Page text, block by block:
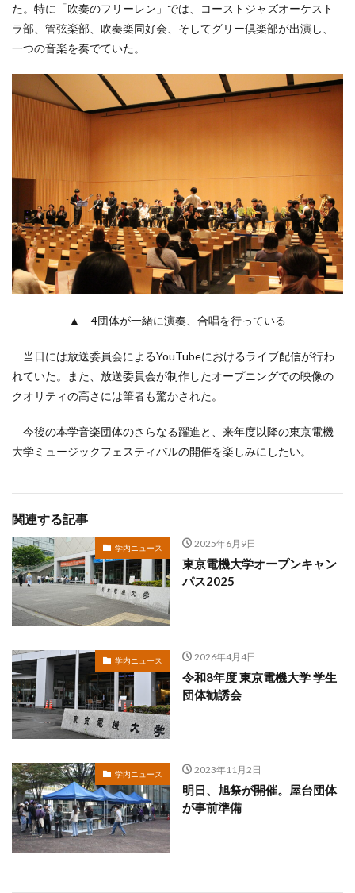
た。特に「吹奏のフリーレン」では、コーストジャズオーケスト
ラ部、管弦楽部、吹奏楽同好会、そしてグリー倶楽部が出演し、
一つの音楽を奏でていた。
▲ 4団体が一緒に演奏、合唱を行っている
当日には放送委員会によるYouTubeにおけるライブ配信が行わ
れていた。また、放送委員会が制作したオープニングでの映像の
クオリティの高さには筆者も驚かされた。
今後の本学音楽団体のさらなる躍進と、来年度以降の東京電機
大学ミュージックフェスティバルの開催を楽しみにしたい。
関連する記事
学内ニュース 2025年6月9日
東京電機大学オープンキャン
パス2025
学内ニュース 2026年4月4日
令和8年度 東京電機大学 学生
団体勧誘会
学内ニュース 2023年11月2日
明日、旭祭が開催。屋台団体
が事前準備